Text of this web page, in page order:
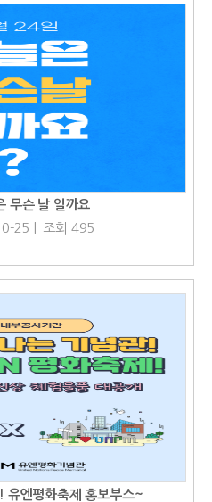
무슨 날 일까요
25 | 조회 495
유엔평화축제 홍보부스~